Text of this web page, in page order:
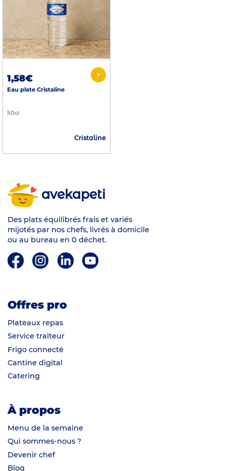
1,58€ +
Eau plate Cristaline
50cl
Cristaline
avekapeti
Des plats équilibrés frais et variés
mijotés par nos chefs, livrés à domicile
ou au bureau en 0 déchet.
Offres pro
Plateaux repas
Service traiteur
Frigo connecté
Cantine digital
Catering
À propos
Menu de la semaine
Qui sommes-nous ?
Devenir chef
Blog